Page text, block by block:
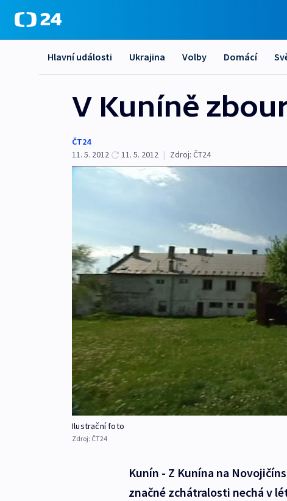
Hlavní události Ukrajina Volby Domácí
V Kuníně
ČT24
11. 5. 2012
11. 5. 2012 | Zdroj: ČT24
Ilustrační foto
Zdroj: ČT24
Kunín - Z Kunína na
značné zchátralosti nechá v